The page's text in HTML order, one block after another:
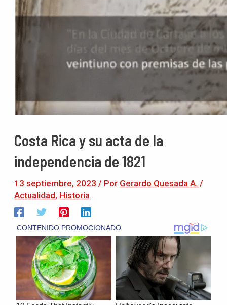
Costa Rica y su acta de la
independencia de 1821
13 septiembre, 2023 / Por Gerardo Quesada A. /
Actualidad, Historia